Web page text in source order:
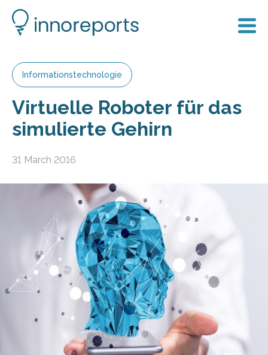
Informationstechnologie
Virtuelle Roboter für das
simulierte Gehirn
31 March 2016